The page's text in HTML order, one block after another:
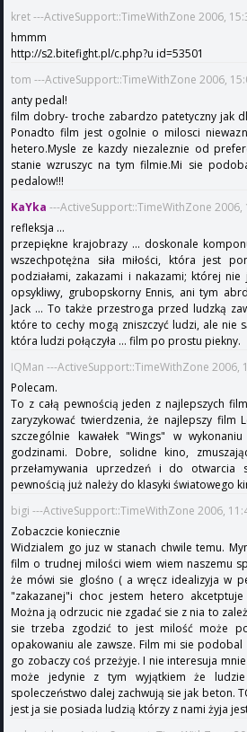
kret ---ActiveSupport::TimeWithZone 2006,
hmmm
http://s2.bitefight.pl/c.php?u id=53501
tom ---ActiveSupport::TimeWithZone 2006,
anty pedal!
film dobry- troche zabardzo patetyczny jak
Ponadto film jest ogolnie o milosci
hetero.Mysle ze kazdy niezaleznie od
stanie wzruszyc na tym filmie.Mi sie
pedalow!!!
KaYka ---ActiveSupport::TimeWithZone 2006,
refleksja ...
przepiękne krajobrazy ... doskonale
wszechpotężna siła miłości, która jest
podziałami, zakazami i nakazami; której
opsykliwy, grubopskorny Ennis, ani tym
Jack ... To także przestroga przed ludzką
które to cechy mogą zniszczyć ludzi, ale nie
która ludzi połączyła ... film po prostu piekny.
IQMan ---ActiveSupport::TimeWithZone 2006,
Polecam.
To z całą pewnością jeden z najlepszych
zaryzykować twierdzenia, że najlepszy film
szczególnie kawałek "Wings" w
godzinami. Dobre, solidne kino,
przełamywania uprzedzeń i do otwarcia
pewnością już należy do klasyki światowego
bigi ---ActiveSupport::TimeWithZone 2006,
Zobaczcie koniecznie
Widzialem go juz w stanach chwile temu.
film o trudnej milości wiem wiem naszemu
że mówi sie glośno ( a wręcz idealizyja w
"zakazanej"i choc jestem hetero
Można ją odrzucic nie zgadać sie z nia to
sie trzeba zgodzić to jest milość może
opakowaniu ale zawsze. Film mi sie
go zobaczy coś przeżyje. I nie interesuja
może jedynie z tym wyjątkiem że
spoleczeństwo dalej zachwują sie jak beton.
jest ja sie posiada ludzią którzy z nami żyja